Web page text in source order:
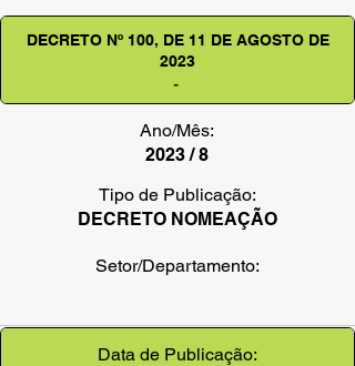
DECRETO Nº 100, DE 11 DE AGOSTO DE
2023
-
Ano/Mês:
2023 / 8
Tipo de Publicação:
DECRETO NOMEAÇÃO
Setor/Departamento:
Data de Publicação: